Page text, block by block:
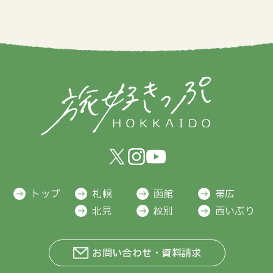
トップ 札幌 函館
帯広
北見
紋別 西いぶり
お問い合わせ・資料請求